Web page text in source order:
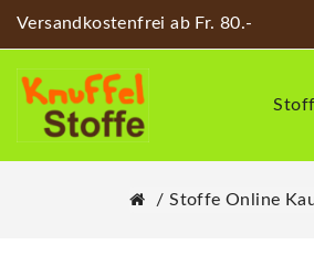
Versandkostenfrei ab Fr. 80.-
Stoffe Online